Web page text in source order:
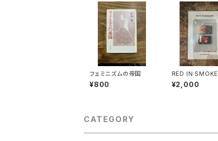
フェミニズムの帝国
¥800
RED IN SMOKE
¥2,000
CATEGORY